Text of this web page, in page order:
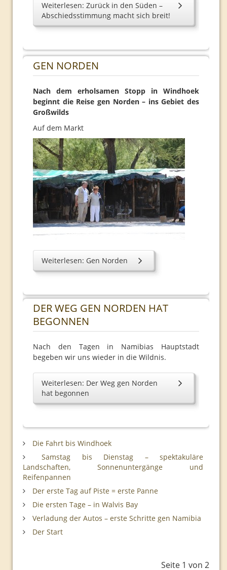
Weiterlesen: Zurück in den Süden –
Abschiedsstimmung macht sich breit!
GEN NORDEN
Nach dem erholsamen Stopp in Windhoek
beginnt die Reise gen Norden – ins Gebiet des
Großwilds
Auf dem Markt
Weiterlesen: Gen Norden
DER WEG GEN NORDEN HAT
BEGONNEN
Nach den Tagen in Namibias Hauptstadt
begeben wir uns wieder in die Wildnis.
Weiterlesen: Der Weg gen Norden
hat begonnen
Die Fahrt bis Windhoek
Samstag bis Dienstag – spektakuläre
Landschaften, Sonnenuntergänge und
Reifenpannen
Der erste Tag auf Piste = erste Panne
Die ersten Tage – in Walvis Bay
Verladung der Autos – erste Schritte gen Namibia
Der Start
Seite 1 von 2